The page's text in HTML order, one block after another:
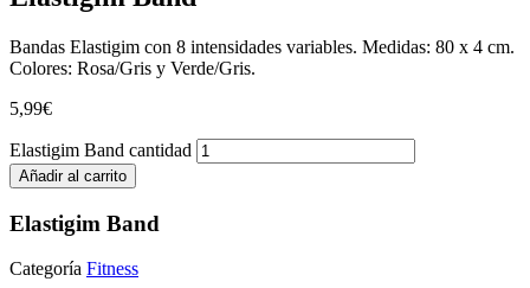
Bandas Elastigim con 8 intensidades variables. Medidas: 80 x 4 cm.
Colores: Rosa/Gris y Verde/Gris.
5,99€
Elastigim Band cantidad
Añadir al carrito
Elastigim Band
Categoría Fitness